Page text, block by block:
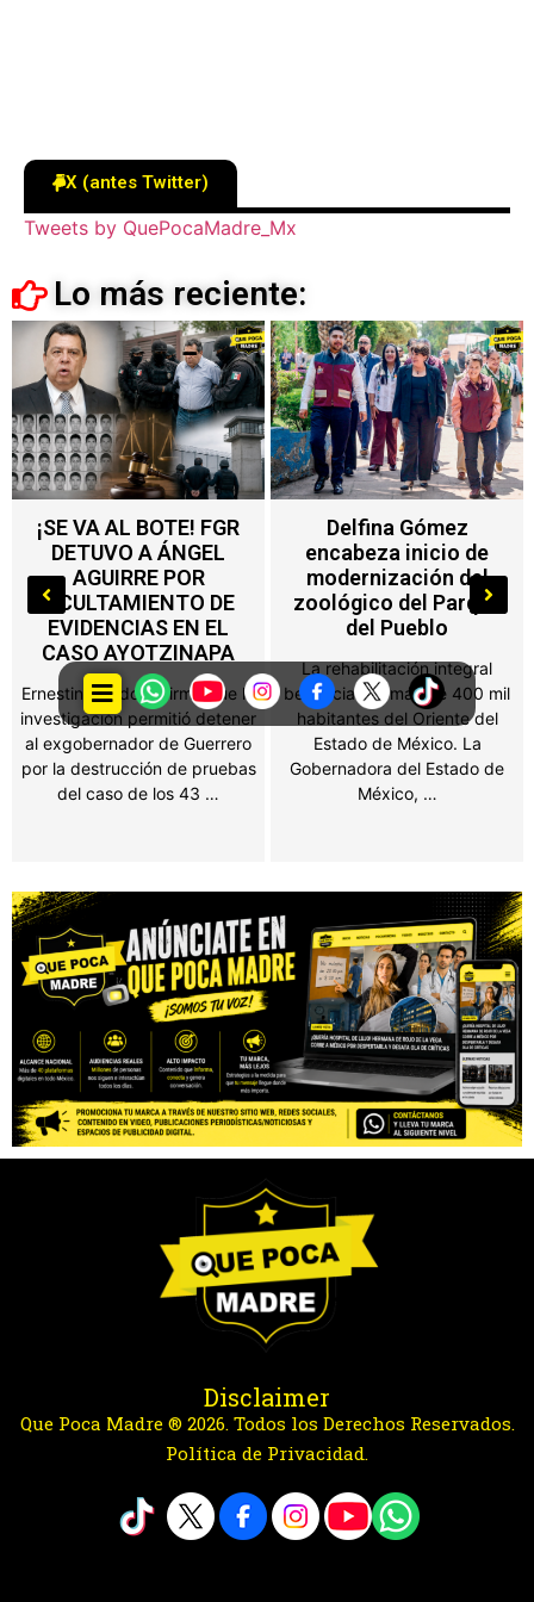
X (antes Twitter)
Tweets by QuePocaMadre_Mx
Lo más reciente:
Delfina Gómez
encabeza inicio de
modernización del
zoológico del Parque
del Pueblo
La rehabilitación integral
beneficiará a más de 400 mil
habitantes del Oriente del
Estado de México. La
Gobernadora del Estado de
México, …
Nuevo impuesto en
Edoméx alcanza a
máquinas de
videojuegos, ferias y
salones de fiesta
Propietarios de negocios,
salones de fiestas, ferias y
establecimientos que
obtengan ingresos por juegos
o espectáculos públicos en el
Estado de México …
Disclaimer
Que Poca Madre ® 2026. Todos los Derechos Reservados.
Política de Privacidad.